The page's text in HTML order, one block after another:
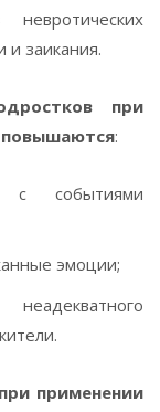
и заикания.
при
повышаются:
с событиями
эмоции;
применении